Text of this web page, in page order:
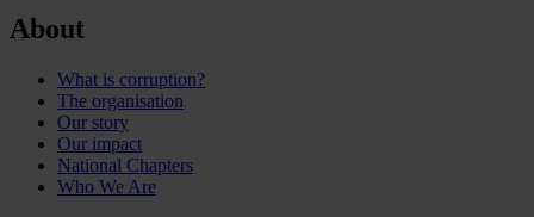
About
What is corruption?
The organisation
Our story
Our impact
National Chapters
Who We Are